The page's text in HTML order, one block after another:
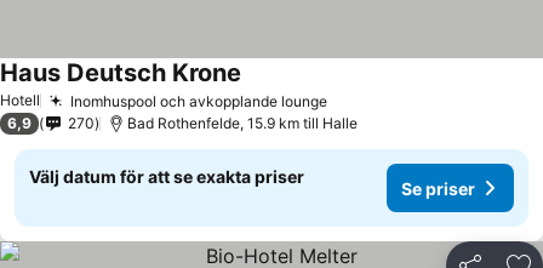
Hotell Inomhuspool och avkopplande lounge
Haus Deutsch Krone
6,9 270 Bad Rothenfelde, 15.9 km till Halle
Välj datum för att se exakta priser
Se priser